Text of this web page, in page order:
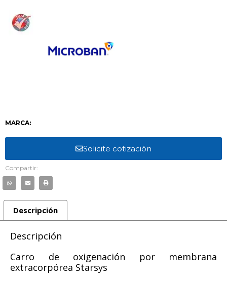
MARCA:
Solicite cotización
Compartir:
Descripción
Descripción
Carro de oxigenación por membrana
extracorpórea Starsys